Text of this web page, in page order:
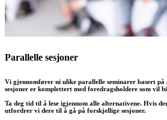
Parallelle sesjoner
Vi gjennomfører ni ulike parallelle seminarer basert på
sesjoner er komplettert med foredragsholdere som vil
Ta deg tid til å lese igjennom alle alternativene. Hvis
utfordrer vi dere til å gå på forskjellige sesjoner.